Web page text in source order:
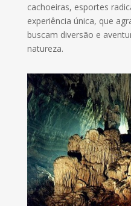
cachoeiras, esportes
experiência única, que
buscam diversão e
natureza.